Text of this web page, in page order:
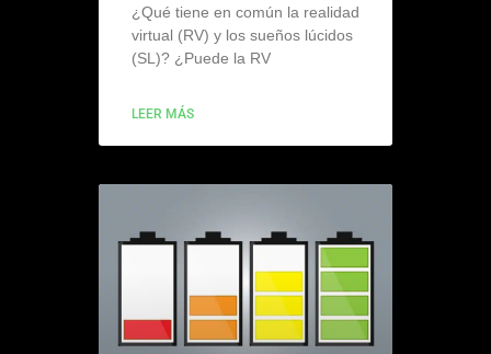
¿Qué tiene en común la realidad
virtual (RV) y los sueños lúcidos
(SL)? ¿Puede la RV
LEER MÁS